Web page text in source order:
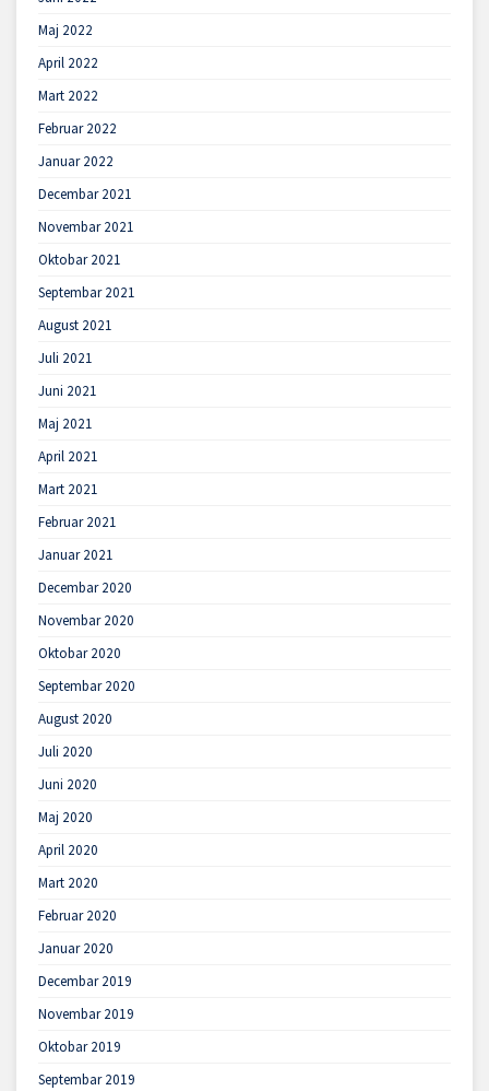
Maj 2022
April 2022
Mart 2022
Februar 2022
Januar 2022
Decembar 2021
Novembar 2021
Oktobar 2021
Septembar 2021
August 2021
Juli 2021
Juni 2021
Maj 2021
April 2021
Mart 2021
Februar 2021
Januar 2021
Decembar 2020
Novembar 2020
Oktobar 2020
Septembar 2020
August 2020
Juli 2020
Juni 2020
Maj 2020
April 2020
Mart 2020
Februar 2020
Januar 2020
Decembar 2019
Novembar 2019
Oktobar 2019
Septembar 2019